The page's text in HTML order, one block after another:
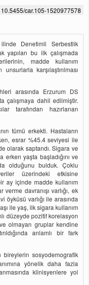
10.5455/car.105-1520977578
Denetimli Serbestlik
yapılan bu ilk çalışmada
madde kullanım
karşılaştırılması
arasında Erzurum DS
çalışmaya dahil edilmiştir.
tarafından hazırlanan
tümü erkekti. Hastaların
esrar %45.4 seviyesi ile
olarak saptandı. Sigara ve
erken yaşta başladığını ve
olduğunu bulduk. Çoklu
üzerindeki etkisine
ay içinde madde kullanım
davranışı varlığı, ek
öyküsü varlığı ile arasında
ile yaş, ilk sigara kullanım
düzeyde pozitif korelasyon
olmayan gruplar kendine
anlamlı bir fark
sosyodemografik
yönelik daha fazla
klinisyenlere yol